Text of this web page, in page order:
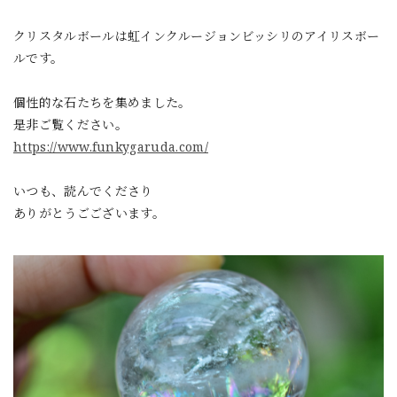
クリスタルボールは虹インクルージョンビッシリのアイリスボー
ルです。
個性的な石たちを集めました。
是非ご覧ください。
https://www.funkygaruda.com/
いつも、読んでくださり
ありがとうごございます。